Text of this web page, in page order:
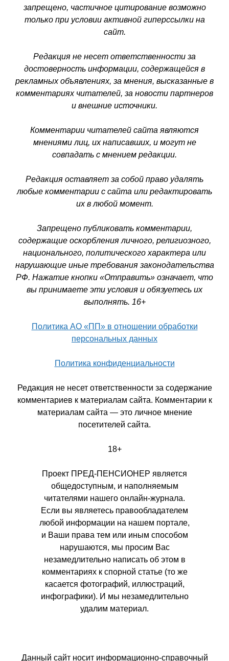
запрещено, частичное цитирование возможно
только при условии активной гиперссылки на
сайт.
Редакция не несет ответственности за
достоверность информации, содержащейся в
рекламных объявлениях, за мнения, высказанные в
комментариях читателей, за новости партнеров
и внешние источники.
Комментарии читателей сайта являются
мнениями лиц, их написавших, и могут не
совпадать с мнением редакции.
Редакция оставляет за собой право удалять
любые комментарии с сайта или редактировать
их в любой момент.
Запрещено публиковать комментарии,
содержащие оскорбления личного, религиозного,
национального, политического характера или
нарушающие иные требования законодательства
РФ. Нажатие кнопки «Отправить» означает, что
вы принимаете эти условия и обязуетесь их
выполнять. 16+
Политика АО «ПП» в отношении обработки
персональных данных
Политика конфиденциальности
Редакция не несет ответственности за содержание
комментариев к материалам сайта. Комментарии к
материалам сайта — это личное мнение
посетителей сайта.
18+
Проект ПРЕД-ПЕНСИОНЕР является
общедоступным, и наполняемым
читателями нашего онлайн-журнала.
Если вы являетесь правообладателем
любой информации на нашем портале,
и Ваши права тем или иным способом
нарушаются, мы просим Вас
незамедлительно написать об этом в
комментариях к спорной статье (то же
касается фотографий, иллюстраций,
инфографики). И мы незамедлительно
удалим материал.
Данный сайт носит информационно-справочный